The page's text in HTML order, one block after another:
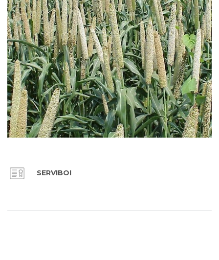
SERVIBOI